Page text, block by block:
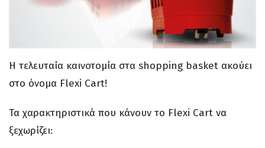
Η τελευταία καινοτομία στα shopping basket ακούει
στο όνομα Flexi Cart!
Τα χαρακτηριστικά που κάνουν το Flexi Cart να
ξεχωρίζει: